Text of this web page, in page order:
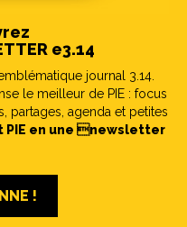
e3.14
journal 3.14.
le meilleur de PIE : focus
partages, agenda et petites
PIE en une newsletter
!